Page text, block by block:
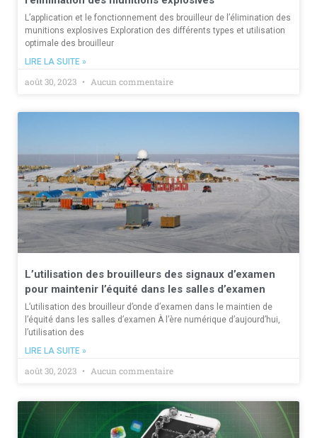
L’application et le fonctionnement des brouilleur de l’élimination des
munitions explosives Exploration des différents types et utilisation
optimale des brouilleur
LIRE LA SUITE »
août 30, 2023 Aucun commentaire
L’utilisation des brouilleurs des signaux d’examen
pour maintenir l’équité dans les salles d’examen
L’utilisation des brouilleur d’onde d’examen dans le maintien de
l’équité dans les salles d’examen À l’ère numérique d’aujourd’hui,
l’utilisation des
LIRE LA SUITE »
août 30, 2023 Aucun commentaire